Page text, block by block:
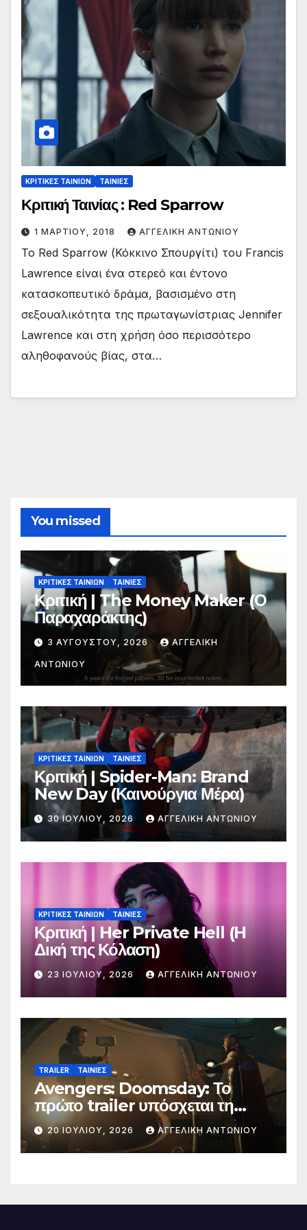
ΚΡΙΤΙΚΕΣ ΤΑΙΝΙΩΝ ΤΑΙΝΙΕΣ
Κριτική Ταινίας : Red Sparrow
1 ΜΑΡΤΊΟΥ, 2018 ΑΓΓΕΛΙΚΉ ΑΝΤΩΝΊΟΥ
Το Red Sparrow (Κόκκινο Σπουργίτι) του Francis
Lawrence είναι ένα στερεό και έντονο
κατασκοπευτικό δράμα, βασισμένο στη
σεξουαλικότητα της πρωταγωνίστριας Jennifer
Lawrence και στη χρήση όσο περισσότερο
αληθοφανούς βίας, στα…
You missed
ΚΡΙΤΙΚΕΣ ΤΑΙΝΙΩΝ ΤΑΙΝΙΕΣ
Κριτική | The Money Maker (Ο
Παραχαράκτης)
3 ΑΥΓΟΎΣΤΟΥ, 2026 ΑΓΓΕΛΙΚΉ
ΑΝΤΩΝΊΟΥ
ΚΡΙΤΙΚΕΣ ΤΑΙΝΙΩΝ ΤΑΙΝΙΕΣ
Κριτική | Spider-Man: Brand
New Day (Καινούργια Μέρα)
30 ΙΟΥΛΊΟΥ, 2026 ΑΓΓΕΛΙΚΉ ΑΝΤΩΝΊΟΥ
ΚΡΙΤΙΚΕΣ ΤΑΙΝΙΩΝ ΤΑΙΝΙΕΣ
Κριτική | Her Private Hell (H
Δική της Κόλαση)
23 ΙΟΥΛΊΟΥ, 2026 ΑΓΓΕΛΙΚΉ ΑΝΤΩΝΊΟΥ
TRAILER ΤΑΙΝΙΕΣ
Avengers: Doomsday: Το
πρώτο trailer υπόσχεται τη
μεγαλύτερη μάχη στην ιστορία
της Marvel
20 ΙΟΥΛΊΟΥ, 2026 ΑΓΓΕΛΙΚΉ ΑΝΤΩΝΊΟΥ